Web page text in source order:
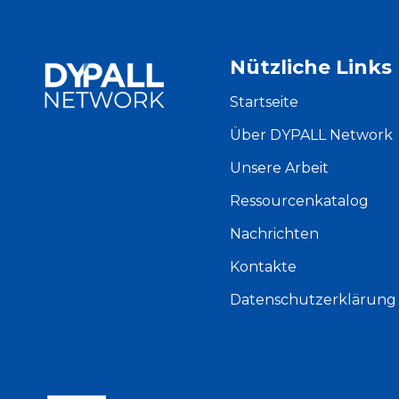
Nützliche Links
Startseite
Über DYPALL Network
Unsere Arbeit
Ressourcenkatalog
Nachrichten
Kontakte
Datenschutzerklärung